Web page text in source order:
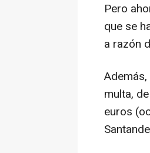
Pero
que se
a razón
multa,
euros